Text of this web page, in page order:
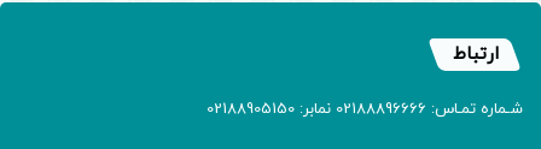
ارتباط
شـماره تمـاس: 02188896666 نمابر: 02188905150